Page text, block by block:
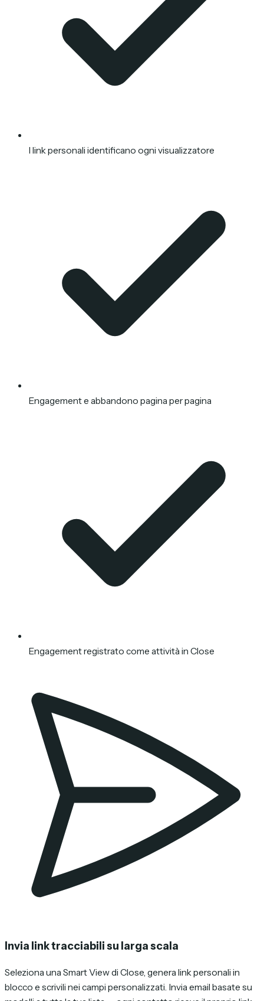
I link personali identificano ogni visualizzatore
Engagement e abbandono pagina per pagina
Engagement registrato come attività in Close
Invia link tracciabili su larga scala
Seleziona una Smart View di Close, genera link personali in
blocco e scrivili nei campi personalizzati. Invia email basate su